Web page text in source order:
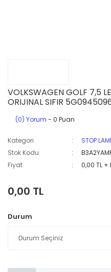
VOLKSWAGEN GOLF 7,5
ORIJINAL SIFIR
(0) Yorum - 0 Puan
Kategori
STOP
Stok Kodu
Fiyat
0,00 TL +
0,00 TL
Durum